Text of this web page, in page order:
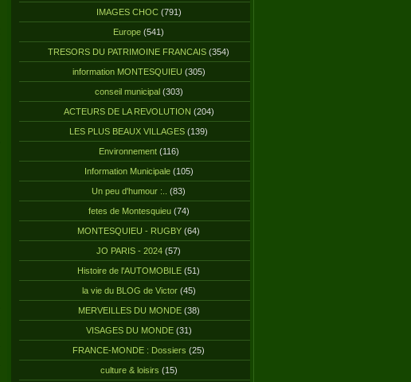
IMAGES CHOC(791)
Europe (541)
TRESORS DU PATRIMOINE FRANCAIS (354)
information MONTESQUIEU (305)
conseil municipal(303)
ACTEURS DE LA REVOLUTION (204)
LES PLUS BEAUX VILLAGES (139)
Environnement(116)
Information Municipale(105)
Un peu d'humour :.. (83)
fetes de Montesquieu(74)
MONTESQUIEU - RUGBY (64)
JO PARIS - 2024 (57)
Histoire de l'AUTOMOBILE (51)
la vie du BLOG de Victor(45)
MERVEILLES DU MONDE(38)
VISAGES DU MONDE(31)
FRANCE-MONDE : Dossiers (25)
culture & loisirs (15)